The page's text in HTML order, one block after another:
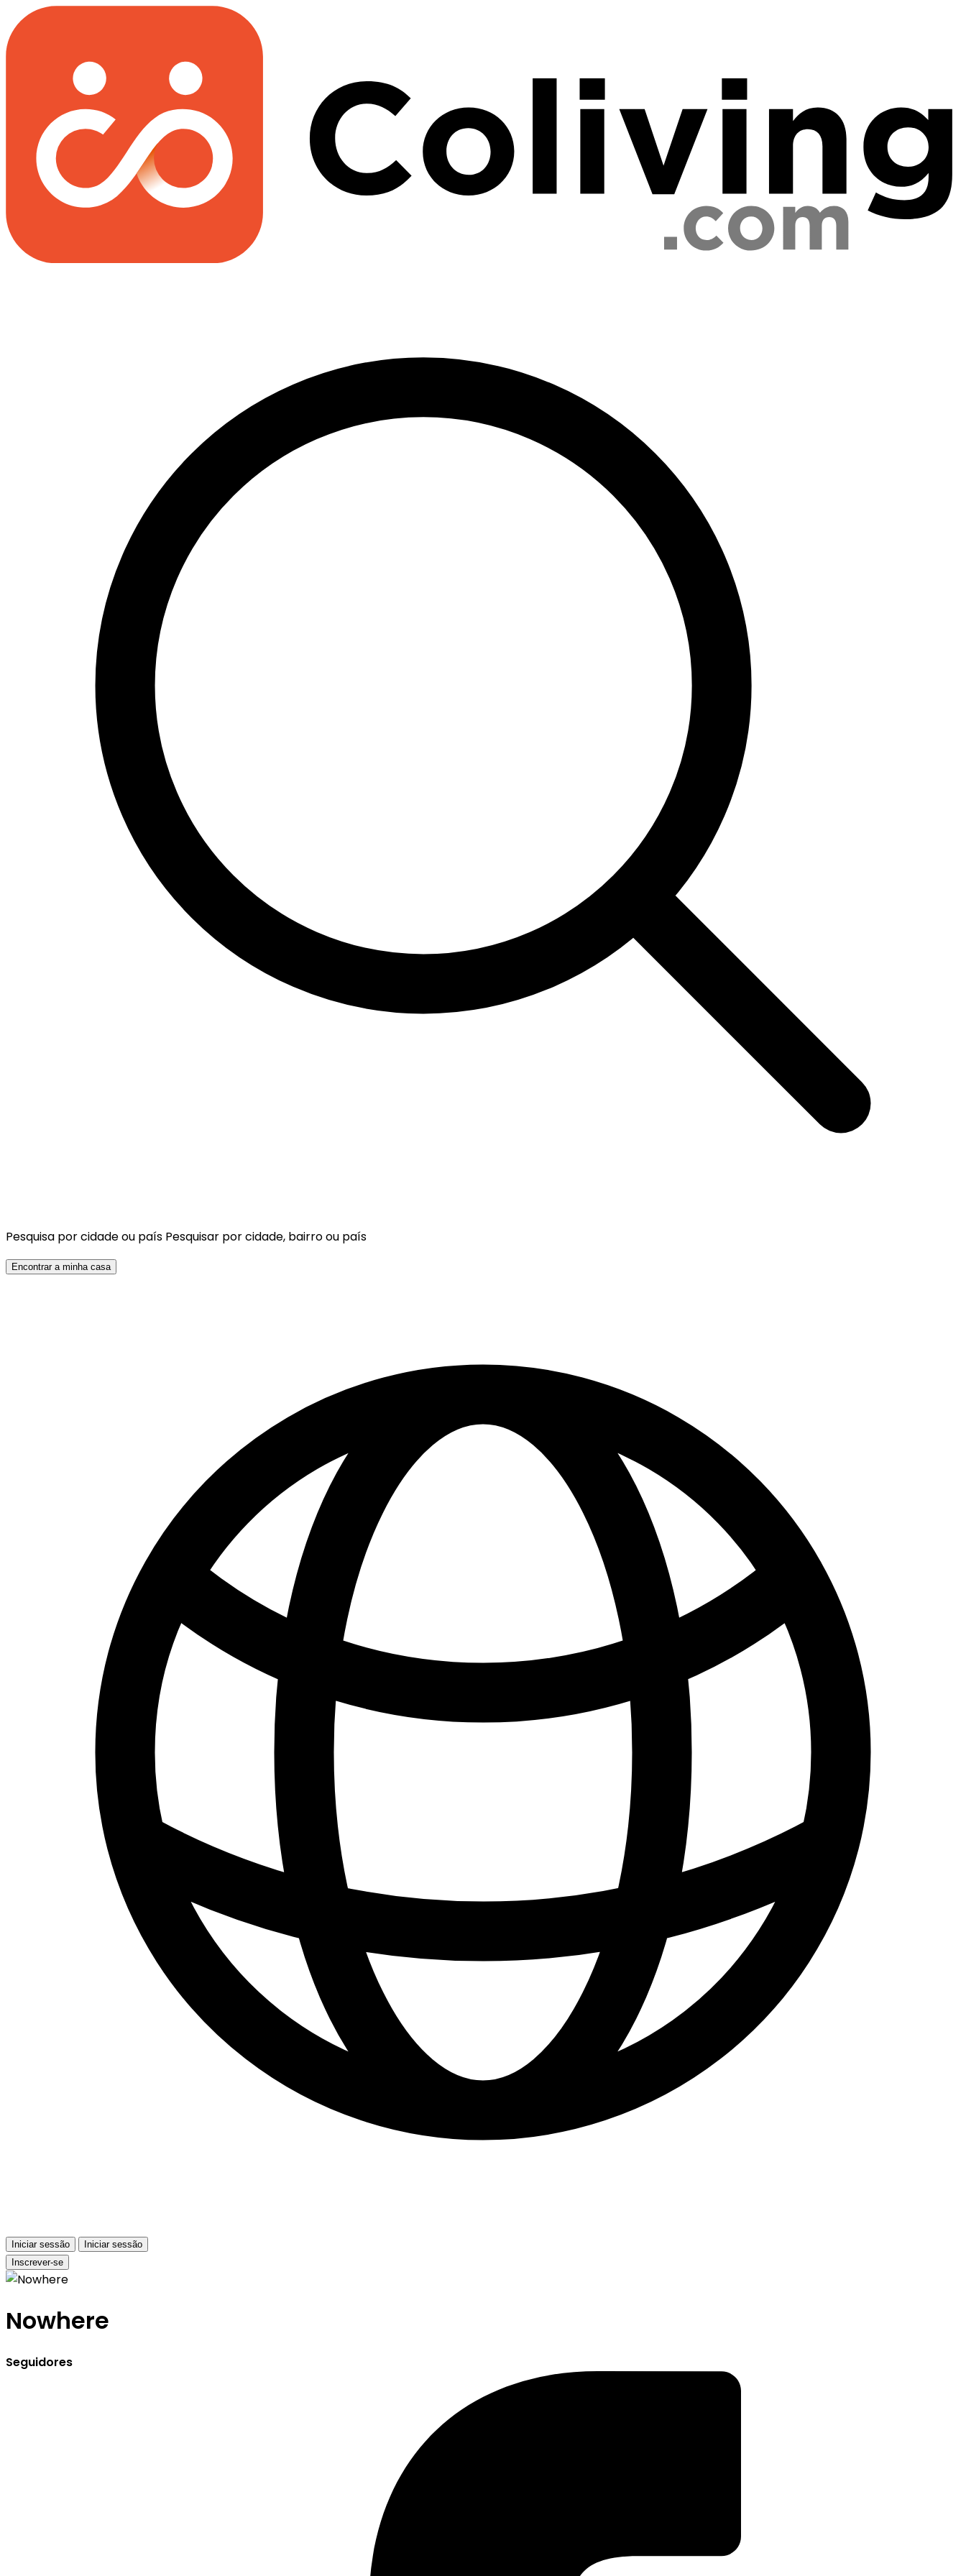
Pesquisa por cidade ou país Pesquisar por cidade, bairro ou país
Encontrar a minha casa
Iniciar sessão
Iniciar sessão
Inscrever-se
Nowhere
Seguidores